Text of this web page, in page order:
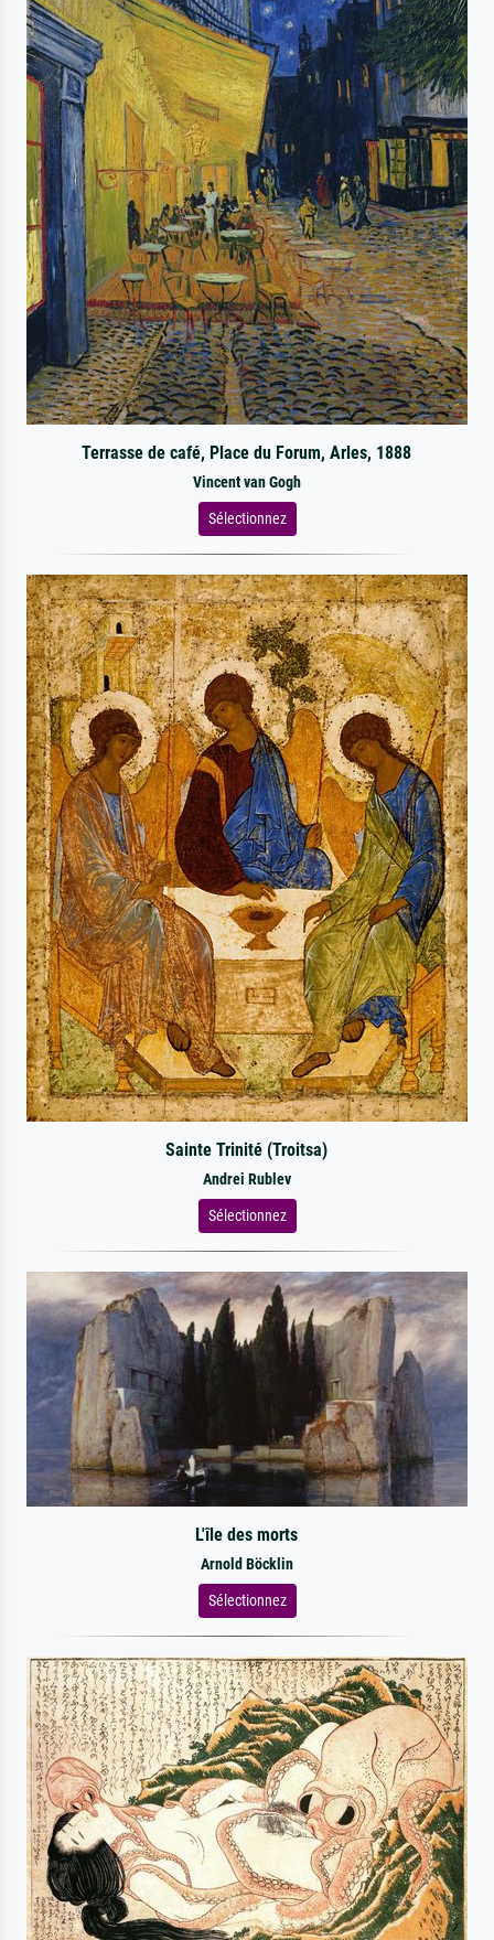
Terrasse de café, Place du Forum, Arles, 1888
Vincent van Gogh
Sélectionnez
Sainte Trinité (Troitsa)
Andrei Rublev
Sélectionnez
L'île des morts
Arnold Böcklin
Sélectionnez